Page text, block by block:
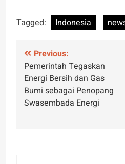
Tagged: Indonesia
Post
navigation
Previous:
Pemerintah Tegaskan
Energi Bersih dan Gas
Bumi sebagai Penopang
Swasembada Energi